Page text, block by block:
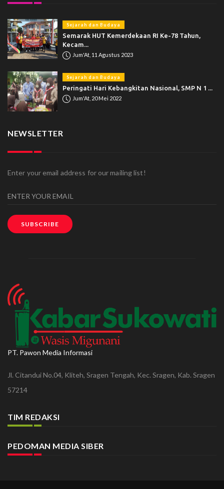
Sejarah dan Budaya
Semarak HUT Kemerdekaan RI Ke-78 Tahun,
Kecam...
Jum'At, 11 Agustus 2023
Sejarah dan Budaya
Peringati Hari Kebangkitan Nasional, SMP N 1 ...
Jum'At, 20 Mei 2022
NEWSLETTER
Enter your email address for our mailing list!
SUBSCRIBE
PT. Pawon Media Informasi
Jl. Citandui No.04, Kliteh, Sragen Tengah, Kec. Sragen, Kab. Sragen
57214
TIM REDAKSI
PEDOMAN MEDIA SIBER